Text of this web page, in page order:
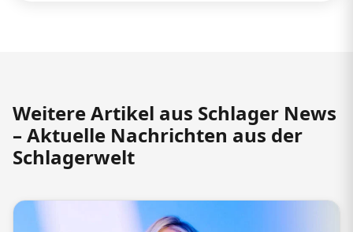
Weitere Artikel aus Schlager News
– Aktuelle Nachrichten aus der
Schlagerwelt